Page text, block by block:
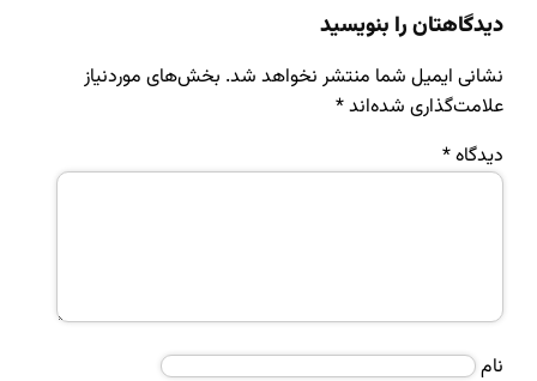
دیدگاهتان را بنویسید
نشانی ایمیل شما منتشر نخواهد شد. بخش‌های موردنیاز
علامت‌گذاری شده‌اند*
دیدگاه*
نام